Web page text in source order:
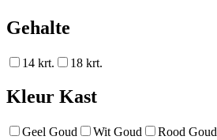
Gehalte
14 krt. 18 krt.
Kleur Kast
Geel Goud Wit Goud Rood Goud